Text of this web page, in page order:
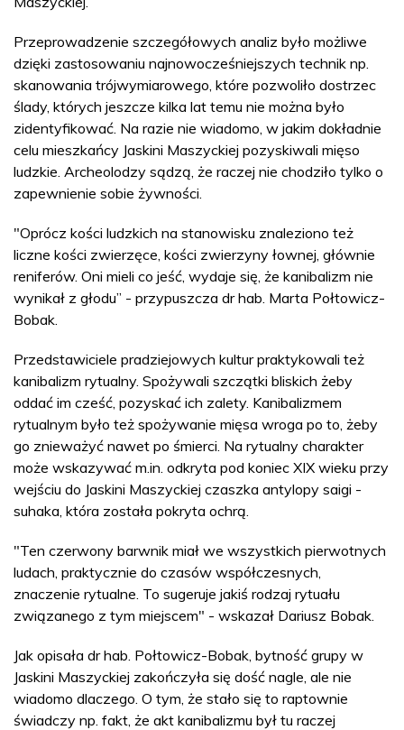
Przeprowadzenie szczegółowych analiz było możliwe
dzięki zastosowaniu najnowocześniejszych technik np.
skanowania trójwymiarowego, które pozwoliło dostrzec
ślady, których jeszcze kilka lat temu nie można było
zidentyfikować. Na razie nie wiadomo, w jakim dokładnie
celu mieszkańcy Jaskini Maszyckiej pozyskiwali mięso
ludzkie. Archeolodzy sądzą, że raczej nie chodziło tylko o
zapewnienie sobie żywności.
"Oprócz kości ludzkich na stanowisku znaleziono też
liczne kości zwierzęce, kości zwierzyny łownej, głównie
reniferów. Oni mieli co jeść, wydaje się, że kanibalizm nie
wynikał z głodu” - przypuszcza dr hab. Marta Połtowicz-
Bobak.
Przedstawiciele pradziejowych kultur praktykowali też
kanibalizm rytualny. Spożywali szczątki bliskich żeby
oddać im cześć, pozyskać ich zalety. Kanibalizmem
rytualnym było też spożywanie mięsa wroga po to, żeby
go znieważyć nawet po śmierci. Na rytualny charakter
może wskazywać m.in. odkryta pod koniec XIX wieku przy
wejściu do Jaskini Maszyckiej czaszka antylopy saigi -
suhaka, która została pokryta ochrą.
"Ten czerwony barwnik miał we wszystkich pierwotnych
ludach, praktycznie do czasów współczesnych,
znaczenie rytualne. To sugeruje jakiś rodzaj rytuału
związanego z tym miejscem" - wskazał Dariusz Bobak.
Jak opisała dr hab. Połtowicz-Bobak, bytność grupy w
Jaskini Maszyckiej zakończyła się dość nagle, ale nie
wiadomo dlaczego. O tym, że stało się to raptownie
świadczy np. fakt, że akt kanibalizmu był tu raczej